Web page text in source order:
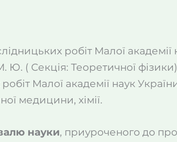
робіт Малої академії
( Секція: Теоретичної
Малої академії наук України
медицини, хімії.
науки, приуроченого до